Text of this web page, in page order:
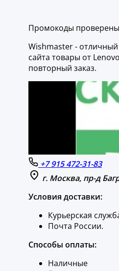
Промокоды проверены
Wishmaster -
сайта товары от
повторный заказ.
+7 915 472-31-83
г. Москва, пр-д
Условия доставки:
Курьерская
Почта России.
Способы оплаты:
Наличные